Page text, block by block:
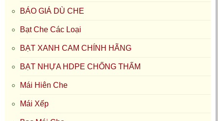
BÁO GIÁ DÙ CHE
Bạt Che Các Loại
BẠT XANH CAM CHÍNH HÃNG
BẠT NHỰA HDPE CHỐNG THẤM
Mái Hiên Che
Mái Xếp